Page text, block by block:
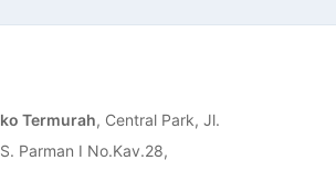
Termurah, Central Park, Jl.
Parman I No.Kav.28,